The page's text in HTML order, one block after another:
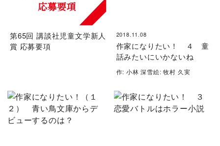
第65回 講談社児童文学新人
賞 応募要項
2018.11.08
作家になりたい！ ４ 童
話みたいにいかないね
作: 小林 深雪絵: 牧村 久実